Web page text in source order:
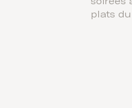
plats